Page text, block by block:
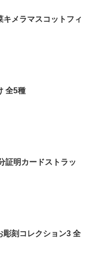
キメラマスコットフィ
全5種
証明カードストラッ
彫刻コレクション3 全